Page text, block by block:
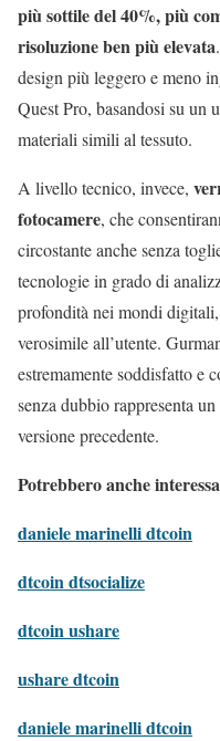
più sottile del 40%, più
risoluzione ben più elevata
design più leggero e meno
Quest Pro, basandosi su un
materiali simili al tessuto.
A livello tecnico, invece,
fotocamere, che
circostante anche senza
tecnologie in grado di
profondità nei mondi
verosimile all’utente.
estremamente soddisfatto e
senza dubbio rappresenta
versione precedente.
Potrebbero anche
daniele marinelli dtcoin
dtcoin dtsocialize
dtcoin ushare
ushare dtcoin
daniele marinelli dtcoin